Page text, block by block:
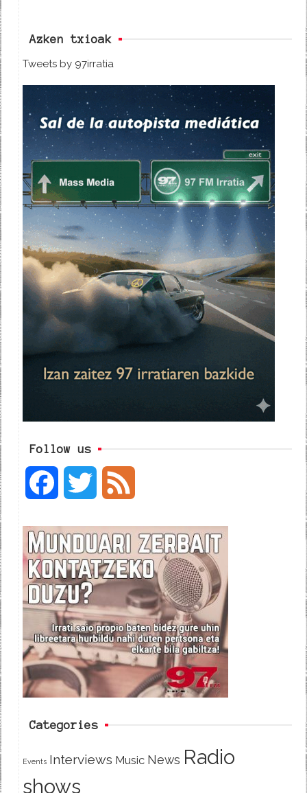
Azken txioak
Tweets by 97irratia
Follow us
c
e
b
o
o
i
t
t
e
e
d
Categories
Events Interviews Music News Radio
shows